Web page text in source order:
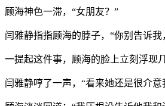
顾海神色一滞，“女朋友？”
闫雅静指指顾海的脖子，“你别告诉
一提起这件事，顾海的脸上立刻浮现
闫雅静哼了一声，“看来她还是很介